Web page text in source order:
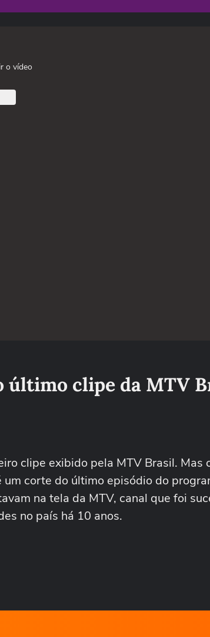
o vídeo
último clipe da MTV
clipe exibido pela MTV Brasil. Mas
corte do último episódio do
na tela da MTV, canal que foi
no país há 10 anos.